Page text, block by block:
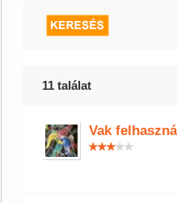
11 találat
Vak